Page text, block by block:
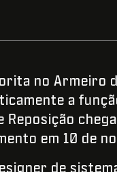
no Armeiro
a
em 10 de
de